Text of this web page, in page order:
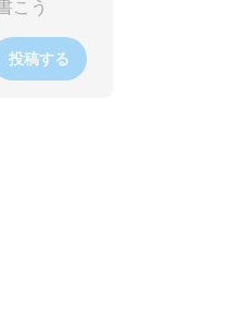
投稿する